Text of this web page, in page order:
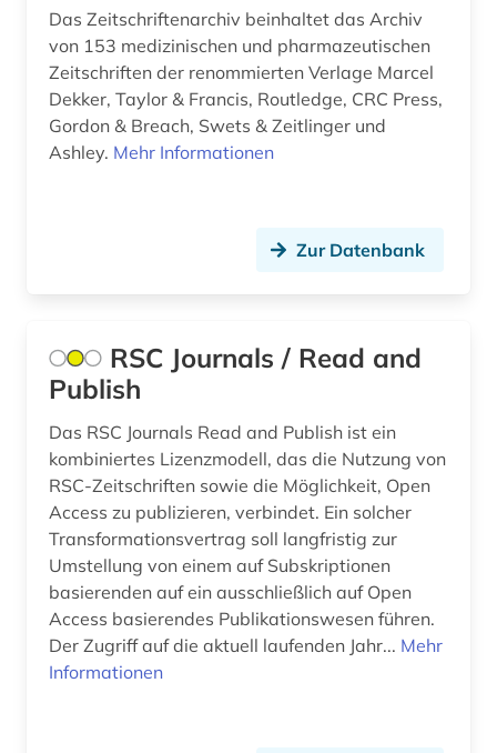
europa (2)
europäische union (3)
evaluation (2)
forschungsprojekt (1)
förderpreis für deutsche wissenschaftler im g.
w. leibniz-programm (1)
galenik (2)
gebrauchsmuster (4)
gebrauchsmusteranmeldung (3)
Das Zeitschriftenarchiv beinhaltet das Archiv
von 153 medizinischen und pharmazeutischen
Zeitschriften der renommierten Verlage Marcel
Dekker, Taylor & Francis, Routledge, CRC Press,
Gordon & Breach, Swets & Zeitlinger und
Ashley. Mehr Informationen
Zur Datenbank
RSC Journals / Read and
Publish
Das RSC Journals Read and Publish ist ein
kombiniertes Lizenzmodell, das die Nutzung von
RSC-Zeitschriften sowie die Möglichkeit, Open
Access zu publizieren, verbindet. Ein solcher
Transformationsvertrag soll langfristig zur
Umstellung von einem auf Subskriptionen
basierenden auf ein ausschließlich auf Open
Access basierendes Publikationswesen führen.
Der Zugriff auf die aktuell laufenden Jahr... Mehr
Informationen